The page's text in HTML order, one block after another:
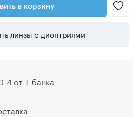
в корзину
линзы с диоптриями
4 от Т-банка